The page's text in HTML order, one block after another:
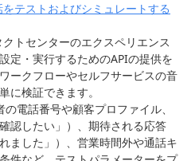
テストおよびシミュレートする
トセンターのエクスペリエンス
定・実行するためのAPIの提供を
ークフローやセルフサービスの音
に検証できます。
電話番号や顧客プロファイル、
認したい」）、期待される応答
ました」）、営業時間外や通話キ